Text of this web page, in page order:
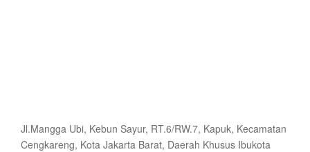
Jl.Mangga Ubi, Kebun Sayur, RT.6/RW.7, Kapuk, Kecamatan
Cengkareng, Kota Jakarta Barat, Daerah Khusus Ibukota